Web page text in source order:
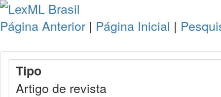
Página Anterior | Página Inicial |
Tipo
Artigo de revista